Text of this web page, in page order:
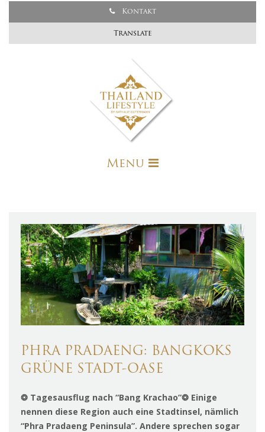
Kontakt
Translate
Menu
PHRA PRADAENG: BANGKOKS
GRÜNE STADT-OASE
❂ Tagesausflug nach “Bang Krachao”❂ Einige
nennen diese Region auch eine Stadtinsel, nämlich
“Phra Pradaeng Peninsula”. Andere sprechen sogar